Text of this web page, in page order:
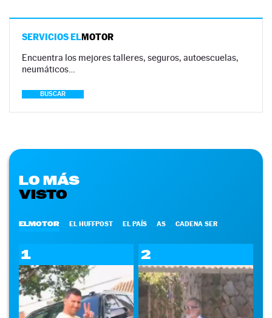
SERVICIOS ELMOTOR
Encuentra los mejores talleres, seguros, autoescuelas,
neumáticos…
BUSCAR
LO MÁS
VISTO
ELMOTOR EL HUFFPOST EL PAÍS AS CADENA SER
1 2